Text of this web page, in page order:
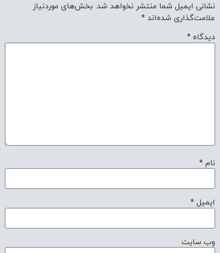
نشانی ایمیل شما منتشر نخواهد شد. بخش‌های موردنیاز
علامت‌گذاری شده‌اند *
دیدگاه *
نام *
ایمیل *
وب‌ سایت